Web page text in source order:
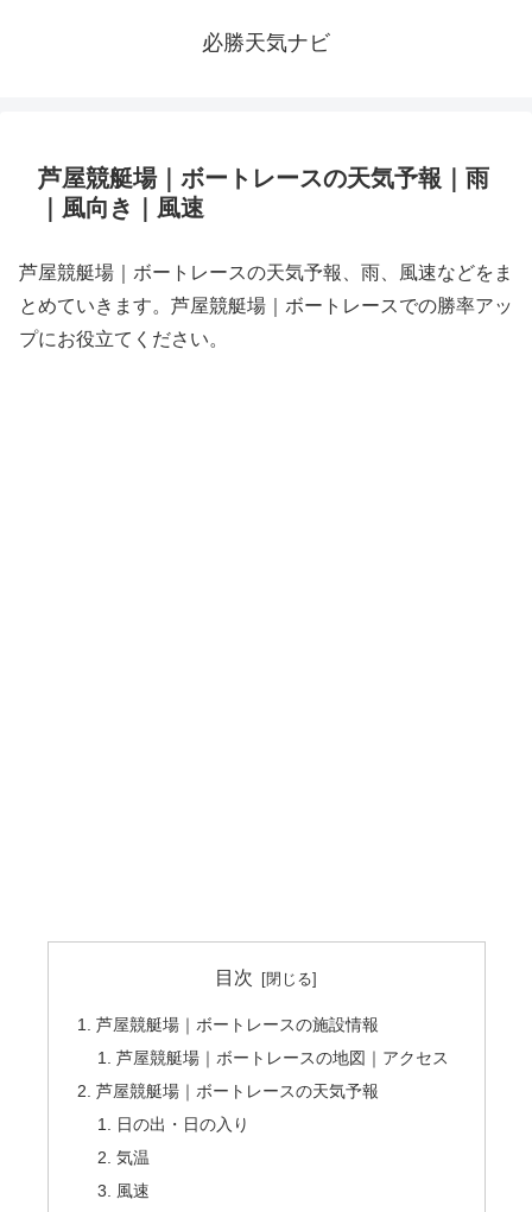
必勝天気ナビ
芦屋競艇場｜ボートレースの天気予報｜雨
｜風向き｜風速
芦屋競艇場｜ボートレースの天気予報、雨、風速などをま
とめていきます。芦屋競艇場｜ボートレースでの勝率アッ
プにお役立てください。
目次
芦屋競艇場｜ボートレースの施設情報
芦屋競艇場｜ボートレースの地図｜アクセス
芦屋競艇場｜ボートレースの天気予報
日の出・日の入り
気温
風速